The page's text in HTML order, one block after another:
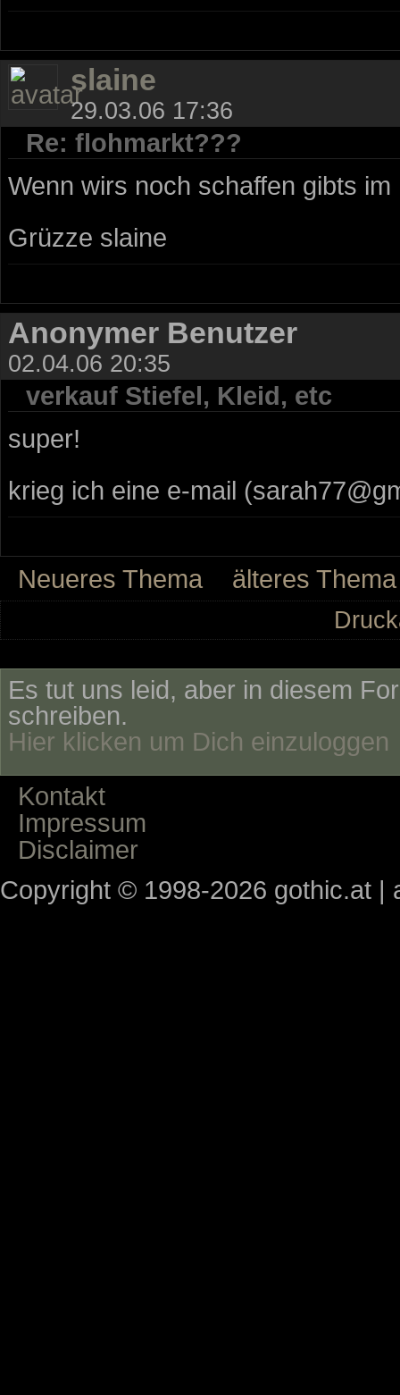
slaine
29.03.06 17:36
Re: flohmarkt???
Wenn wirs noch schaffen gibts
Grüzze slaine
Anonymer Benutzer
02.04.06 20:35
verkauf Stiefel, Kleid, etc
super!
krieg ich eine e-mail
Neueres Thema älteres Thema
Es tut uns leid, aber in diesem
schreiben.
Hier klicken um Dich einzuloggen
Kontakt
Impressum
Disclaimer
Copyright © 1998-2026 gothic.at |